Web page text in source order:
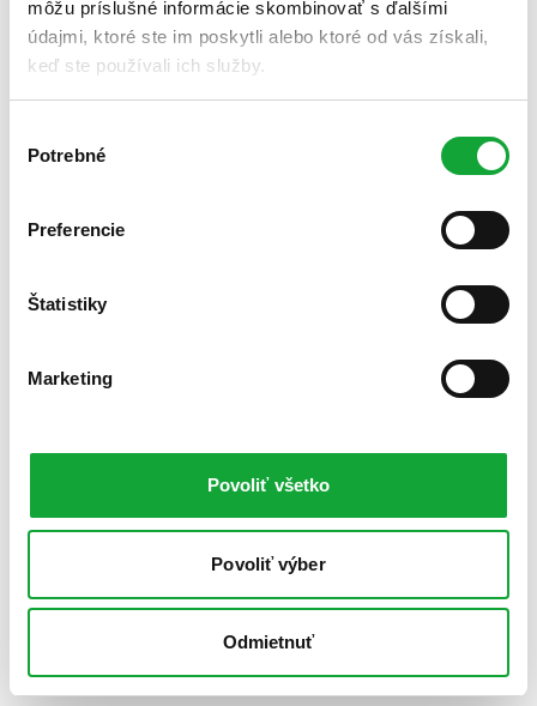
môžu príslušné informácie skombinovať s ďalšími
údajmi, ktoré ste im poskytli alebo ktoré od vás získali,
keď ste používali ich služby.
súhlasu
Potrebné
Preferencie
Štatistiky
Marketing
Povoliť všetko
Povoliť výber
Odmietnuť